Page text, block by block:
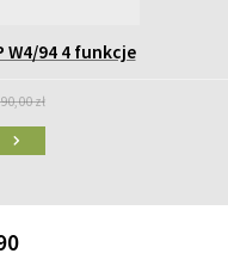
W4/94 4 funkcje
zł